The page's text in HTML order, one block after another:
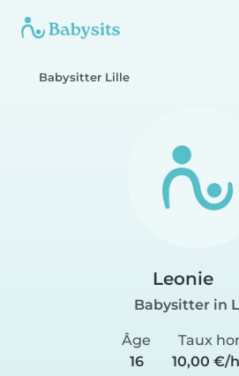
Babysitter Lille
Leonie
Babysitter in
Âge
16
Taux
10,00 €/